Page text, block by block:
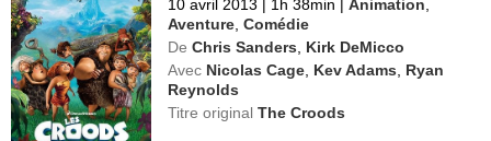
10 avril 2013 | 1h 38min | Animation
Aventure ,Comédie
De Chris Sanders
Kirk DeMicco
Avec Nicolas Cage Kev Adams
Ryan
Reynolds
Titre originalThe Croods